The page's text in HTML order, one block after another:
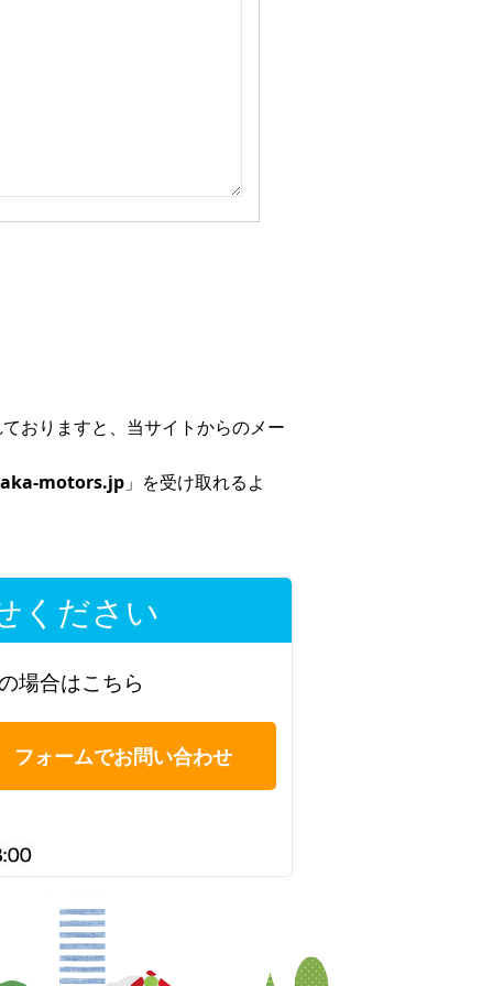
おりますと、当サイトからのメー
motors.jp 」を受け取れるよ
ください
場合はこちら
フォームでお問い合わせ